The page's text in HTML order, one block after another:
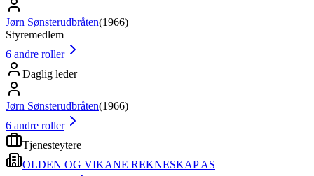
Jørn Sønsterudbråten(1966)
Styremedlem
6 andre roller
Daglig leder
Jørn Sønsterudbråten(1966)
6 andre roller
Tjenesteytere
OLDEN OG VIKANE REKNESKAP AS